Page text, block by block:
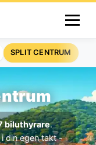
SPLIT CENTRUM
biluthyrare.
din egen takt -